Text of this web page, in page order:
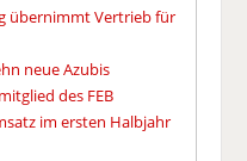
übernimmt Vertrieb für
neue Azubis
des FEB
im ersten Halbjahr